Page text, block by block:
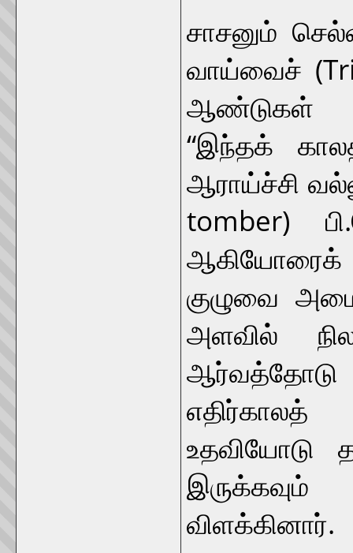
சாசனும்
வாய்வைச்
ஆண்டுகள்
“இந்தக்
ஆராய்ச்சி
tomber)
குழுவை
அளவில்
ஆர்வத்தோடு
உதவியோடு
இருக்கவும்
விளக்கினார்.